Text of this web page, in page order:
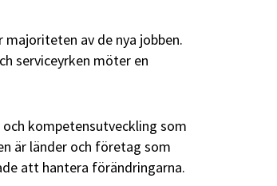
av de nya jobben.
serviceyrken möter en
kompetensutveckling som
är länder och företag som
att hantera förändringarna.